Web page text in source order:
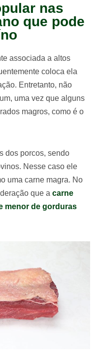
nas
que pode
associada a altos
coloca ela
Entretanto, não
uma vez que alguns
magros, como é o
dos porcos, sendo
Nesse caso ele
uma carne magra. No
que a carne
menor de gorduras